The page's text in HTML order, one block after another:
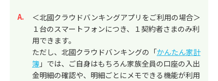
回答
＜北國クラウドバンキングアプリをご利用の場合＞
１台のスマートフォンにつき、１契約者さまのみ利
用できます。
ただし、北國クラウドバンキングの「かんたん家計
簿 」では、ご自身はもちろん家族全員の口座の入出
金明細の確認や、明細ごとにメモできる機能が利用